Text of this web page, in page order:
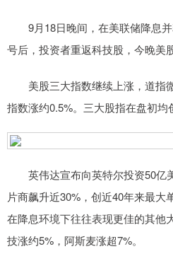
9月18日晚间，在美联储降息并
号后，投资者重返科技股，今晚美
美股三大指数继续上涨，道指
指数涨约0.5%。三大股指在盘初均
英伟达宣布向英特尔投资50亿
片商飙升近30%，创近40年来最大
在降息环境下往往表现更佳的其他
技涨约5%，阿斯麦涨超7%。